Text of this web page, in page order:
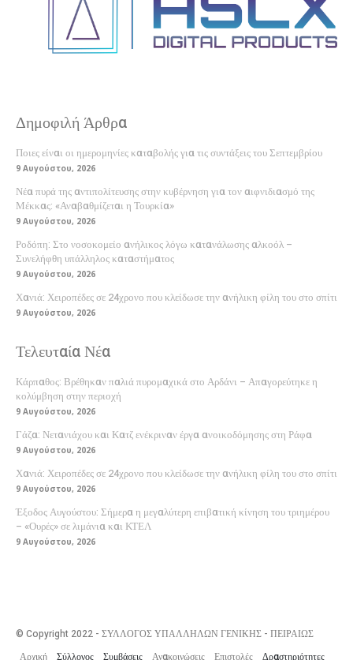
Δημοφιλή Άρθρα
Ποιες είναι οι ημερομηνίες καταβολής για τις συντάξεις του Σεπτεμβρίου
9 Αυγούστου, 2026
Νέα πυρά της αντιπολίτευσης στην κυβέρνηση για τον αιφνιδιασμό της
Μέκκας: «Αναβαθμίζεται η Τουρκία»
9 Αυγούστου, 2026
Ροδόπη: Στο νοσοκομείο ανήλικος λόγω κατανάλωσης αλκοόλ –
Συνελήφθη υπάλληλος καταστήματος
9 Αυγούστου, 2026
Χανιά: Χειροπέδες σε 24χρονο που κλείδωσε την ανήλικη φίλη του στο σπίτι
9 Αυγούστου, 2026
Τελευταία Νέα
Κάρπαθος: Βρέθηκαν παλιά πυρομαχικά στο Αρδάνι – Απαγορεύτηκε η
κολύμβηση στην περιοχή
9 Αυγούστου, 2026
Γάζα: Νετανιάχου και Κατζ ενέκριναν έργα ανοικοδόμησης στη Ράφα
9 Αυγούστου, 2026
Χανιά: Χειροπέδες σε 24χρονο που κλείδωσε την ανήλικη φίλη του στο σπίτι
9 Αυγούστου, 2026
Έξοδος Αυγούστου: Σήμερα η μεγαλύτερη επιβατική κίνηση του τριημέρου
– «Ουρές» σε λιμάνια και ΚΤΕΛ
9 Αυγούστου, 2026
© Copyright 2022 - ΣΥΛΛΟΓΟΣ ΥΠΑΛΛΗΛΩΝ ΓΕΝΙΚΗΣ - ΠΕΙΡΑΙΩΣ
Αρχική
Σύλλογος Συμβάσεις Ανακοινώσεις Επιστολές Δραστηριότητες